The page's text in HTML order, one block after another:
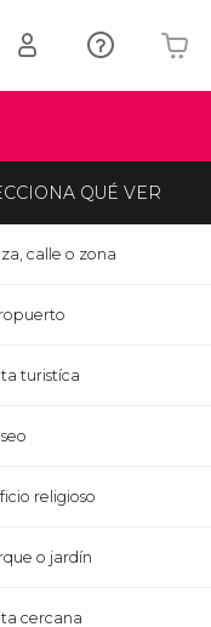
QUÉ VER
calle o zona
turistíca
religioso
o jardín
cercana